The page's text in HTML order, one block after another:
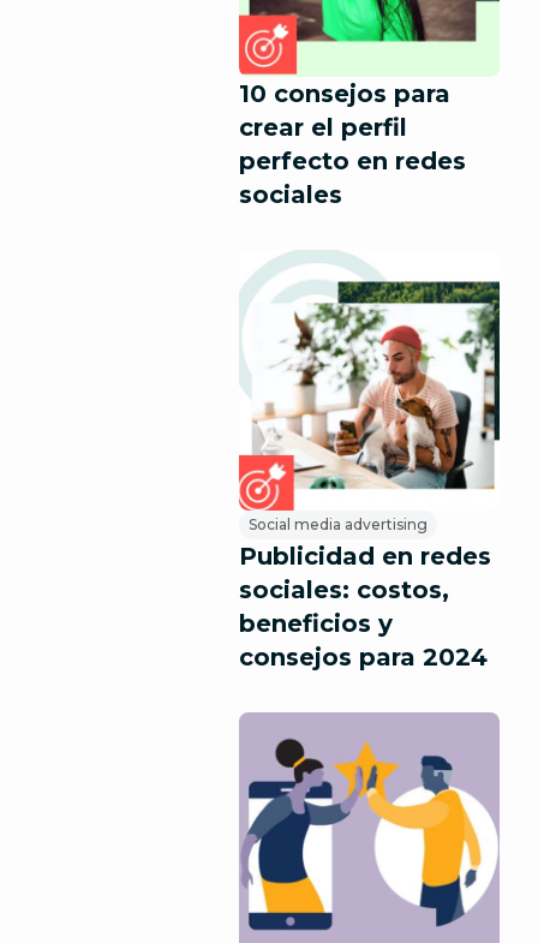
10 consejos para
crear el perfil
perfecto en redes
sociales
Social media advertising
Publicidad en redes
sociales: costos,
beneficios y
consejos para 2024